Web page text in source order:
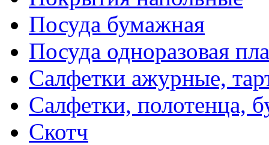
Посуда бумажная
Посуда одноразовая
Салфетки ажурные,
Салфетки, полотенца,
Скотч